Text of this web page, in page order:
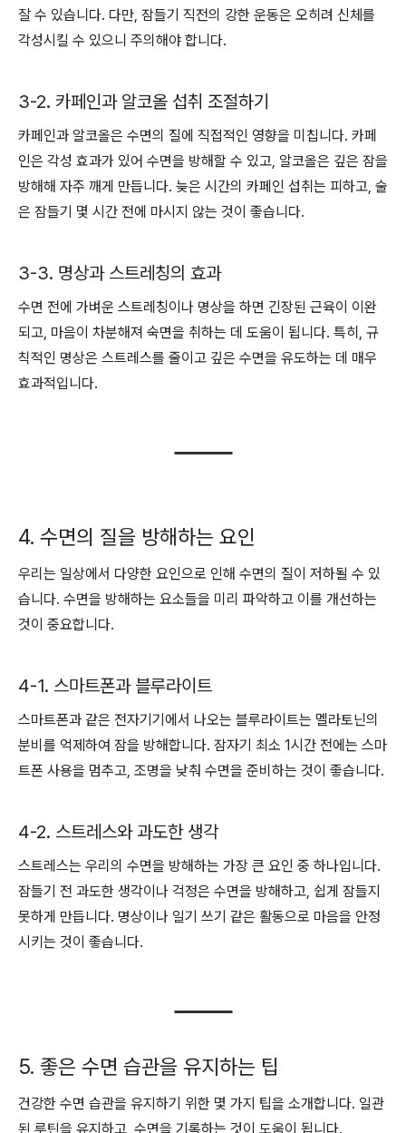
잘 수 있습니다. 다만, 잠들기 직전의 강한 운동은 오히려 신체를
각성시킬 수 있으니 주의해야 합니다.
3-2. 카페인과 알코올 섭취 조절하기
카페인과 알코올은 수면의 질에 직접적인 영향을 미칩니다. 카페
인은 각성 효과가 있어 수면을 방해할 수 있고, 알코올은 깊은 잠을
방해해 자주 깨게 만듭니다. 늦은 시간의 카페인 섭취는 피하고, 술
은 잠들기 몇 시간 전에 마시지 않는 것이 좋습니다.
3-3. 명상과 스트레칭의 효과
수면 전에 가벼운 스트레칭이나 명상을 하면 긴장된 근육이 이완
되고, 마음이 차분해져 숙면을 취하는 데 도움이 됩니다. 특히, 규
칙적인 명상은 스트레스를 줄이고 깊은 수면을 유도하는 데 매우
효과적입니다.
4. 수면의 질을 방해하는 요인
우리는 일상에서 다양한 요인으로 인해 수면의 질이 저하될 수 있
습니다. 수면을 방해하는 요소들을 미리 파악하고 이를 개선하는
것이 중요합니다.
4-1. 스마트폰과 블루라이트
스마트폰과 같은 전자기기에서 나오는 블루라이트는 멜라토닌의
분비를 억제하여 잠을 방해합니다. 잠자기 최소 1시간 전에는 스마
트폰 사용을 멈추고, 조명을 낮춰 수면을 준비하는 것이 좋습니다.
4-2. 스트레스와 과도한 생각
스트레스는 우리의 수면을 방해하는 가장 큰 요인 중 하나입니다.
잠들기 전 과도한 생각이나 걱정은 수면을 방해하고, 쉽게 잠들지
못하게 만듭니다. 명상이나 일기 쓰기 같은 활동으로 마음을 안정
시키는 것이 좋습니다.
5. 좋은 수면 습관을 유지하는 팁
건강한 수면 습관을 유지하기 위한 몇 가지 팁을 소개합니다. 일관
된 루틴을 유지하고, 수면을 기록하는 것이 도움이 됩니다.